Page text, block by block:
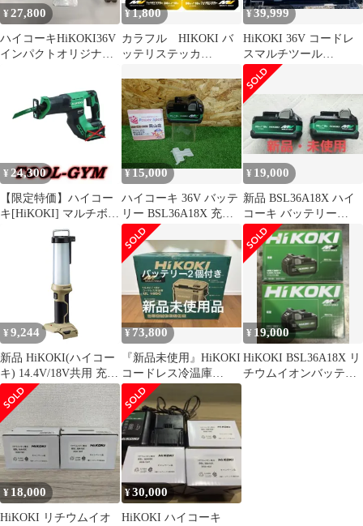
¥27,800
ハイコーキHiKOKI36V
インパクトオリジナル
¥1,800
カラフル HIKOKI バ
ッテリステッカ
正ロゴ不可
¥39,999
HiKOKI 36V コードレ
スマルチツール
CV36DMA(XPZ) 新品
¥ 24,300
【限定特価】ハイコー
キ[HiKOKI] マルチボル
ト36V コードレスセー
CR36DMA（NN）
¥15,000
ハイコーキ 36V バッテ
リー BSL36A18X 充電
式 電動工具 蓄電池
HiKOKI 未使用品
¥ 19,000
新品 BSL36A18X ハイ
コーキ バッテリー
HiKOKI 2個セット
¥ 9,244
新品 HiKOKI(ハイコー
キ) 14.4V/18V共用 充電
式 ランタン UB18DF ラ
イト LED サンドベージ
ュ 蓄電池・充電器別売
UB18DF(NNB)
¥ 73,800
『新品未使用』HiKOKI
コードレス冷温庫
UL18DC バッテリー 2
個付
¥ 19,000
HiKOKI BSL36A18X リ
チウムイオンバッテリ
¥ 18,000
HiKOKI リチウムイオ
¥30,000
HiKOKI ハイコーキ